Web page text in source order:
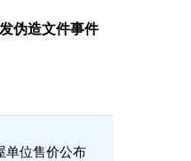
伪造文件事件
单位售价公布